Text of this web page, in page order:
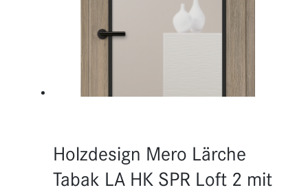
Holzdesign Mero Lärche
Tabak LA HK SPR Loft 2 mit